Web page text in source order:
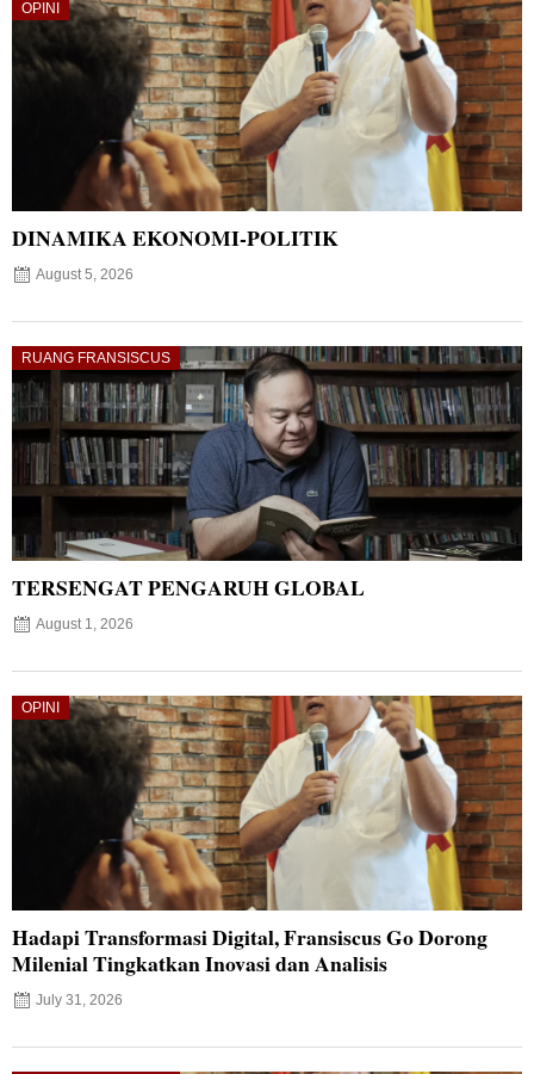
OPINI
DINAMIKA EKONOMI-POLITIK
August 5, 2026
RUANG FRANSISCUS
TERSENGAT PENGARUH GLOBAL
August 1, 2026
OPINI
Hadapi Transformasi Digital, Fransiscus Go Dorong
Milenial Tingkatkan Inovasi dan Analisis
July 31, 2026